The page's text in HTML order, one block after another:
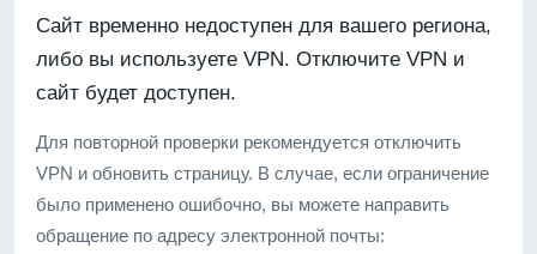
Сайт временно недоступен для вашего региона,
либо вы используете VPN. Отключите VPN и
сайт будет доступен.
Для повторной проверки рекомендуется отключить
VPN и обновить страницу. В случае, если ограничение
было применено ошибочно, вы можете направить
обращение по адресу электронной почты: